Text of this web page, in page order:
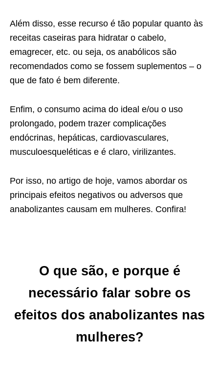
Além disso, esse recurso é tão popular quanto às
receitas caseiras para hidratar o cabelo,
emagrecer, etc. ou seja, os anabólicos são
recomendados como se fossem suplementos – o
que de fato é bem diferente.
Enfim, o consumo acima do ideal e/ou o uso
prolongado, podem trazer complicações
endócrinas, hepáticas, cardiovasculares,
musculoesqueléticas e é claro, virilizantes.
Por isso, no artigo de hoje, vamos abordar os
principais efeitos negativos ou adversos que
anabolizantes causam em mulheres. Confira!
O que são, e porque é
necessário falar sobre os
efeitos dos anabolizantes nas
mulheres?